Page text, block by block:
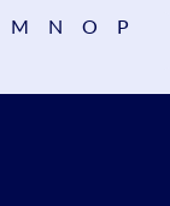
M N O
P